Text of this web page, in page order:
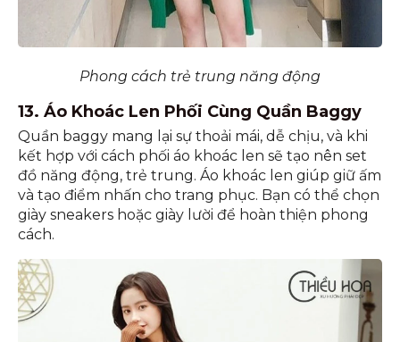
Phong cách trẻ trung năng động
13. Áo Khoác Len Phối Cùng Quần Baggy
Quần baggy mang lại sự thoải mái, dễ chịu, và khi
kết hợp với cách phối áo khoác len sẽ tạo nên set
đồ năng động, trẻ trung. Áo khoác len giúp giữ ấm
và tạo điểm nhấn cho trang phục. Bạn có thể chọn
giày sneakers hoặc giày lười để hoàn thiện phong
cách.